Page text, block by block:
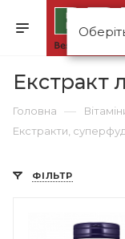
Екстракт
Головна —
Екстракти,
ФІЛЬТР